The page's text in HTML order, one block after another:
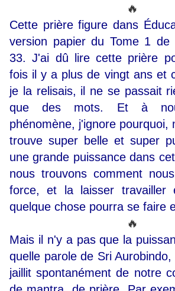
🔥
Cette prière figure dans
version papier du Tome 1 de
33. J'ai dû lire cette prière
fois il y a plus de vingt ans et
je la relisais, il ne se passait
que des mots. Et à
phénomène, j'ignore pourquoi,
trouve super belle et super
une grande puissance dans
nous trouvons comment
force, et la laisser travailler
quelque chose pourra se faire
🔥
Mais il n'y a pas que la
quelle parole de Sri
jaillit spontanément de notre